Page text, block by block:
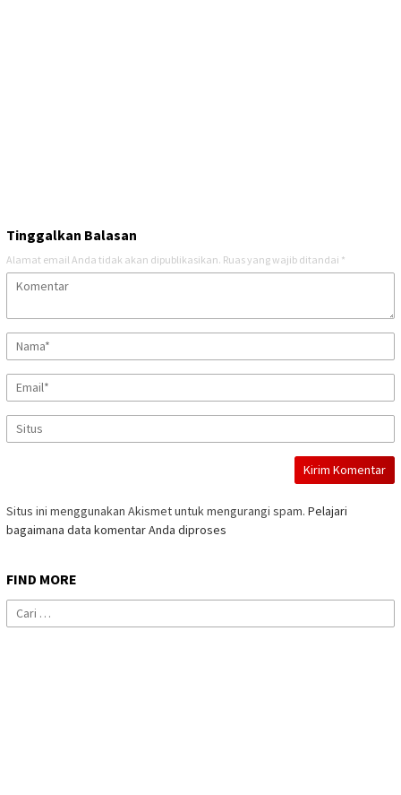
Tinggalkan Balasan
Alamat email Anda tidak akan dipublikasikan. Ruas yang wajib ditandai *
Situs ini menggunakan Akismet untuk mengurangi spam. Pelajari
bagaimana data komentar Anda diproses
FIND MORE
Cari
untuk: